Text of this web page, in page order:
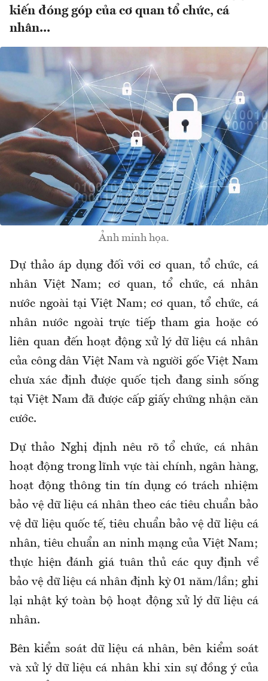
kiến đóng góp của cơ quan tổ chức, cá
nhân...
Ảnh minh họa.
Dự thảo áp dụng đối với cơ quan, tổ chức, cá
nhân Việt Nam; cơ quan, tổ chức, cá nhân
nước ngoài tại Việt Nam; cơ quan, tổ chức, cá
nhân nước ngoài trực tiếp tham gia hoặc có
liên quan đến hoạt động xử lý dữ liệu cá nhân
của công dân Việt Nam và người gốc Việt Nam
chưa xác định được quốc tịch đang sinh sống
tại Việt Nam đã được cấp giấy chứng nhận căn
cước.
Dự thảo Nghị định nêu rõ tổ chức, cá nhân
hoạt động trong lĩnh vực tài chính, ngân hàng,
hoạt động thông tin tín dụng có trách nhiệm
bảo vệ dữ liệu cá nhân theo các tiêu chuẩn bảo
vệ dữ liệu quốc tế, tiêu chuẩn bảo vệ dữ liệu cá
nhân, tiêu chuẩn an ninh mạng của Việt Nam;
thực hiện đánh giá tuân thủ các quy định về
bảo vệ dữ liệu cá nhân định kỳ 01 năm/lần; ghi
lại nhật ký toàn bộ hoạt động xử lý dữ liệu cá
nhân.
Bên kiểm soát dữ liệu cá nhân, bên kiểm soát
và xử lý dữ liệu cá nhân khi xin sự đồng ý của